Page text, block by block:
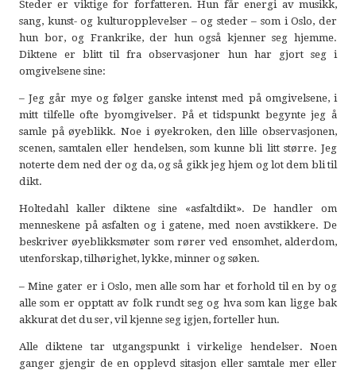
Steder er viktige for forfatteren. Hun får energi av musikk,
sang, kunst- og kulturopplevelser – og steder – som i Oslo, der
hun bor, og Frankrike, der hun også kjenner seg hjemme.
Diktene er blitt til fra observasjoner hun har gjort seg i
omgivelsene sine:
– Jeg går mye og følger ganske intenst med på omgivelsene, i
mitt tilfelle ofte byomgivelser. På et tidspunkt begynte jeg å
samle på øyeblikk. Noe i øyekroken, den lille observasjonen,
scenen, samtalen eller hendelsen, som kunne bli litt større. Jeg
noterte dem ned der og da, og så gikk jeg hjem og lot dem bli til
dikt.
Holtedahl kaller diktene sine «asfaltdikt». De handler om
menneskene på asfalten og i gatene, med noen avstikkere. De
beskriver øyeblikksmøter som rører ved ensomhet, alderdom,
utenforskap, tilhørighet, lykke, minner og søken.
– Mine gater er i Oslo, men alle som har et forhold til en by og
alle som er opptatt av folk rundt seg og hva som kan ligge bak
akkurat det du ser, vil kjenne seg igjen, forteller hun.
Alle diktene tar utgangspunkt i virkelige hendelser. Noen
ganger gjengir de en opplevd sitasjon eller samtale mer eller